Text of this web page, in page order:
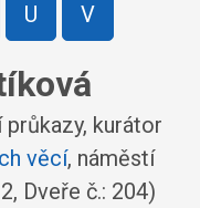
U V
kurátor
věcí, náměstí
Dveře č.: 204)